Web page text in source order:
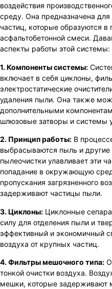
воздействия
среду. Она предназначена
частиц, которые образуются в
асфальтобетонной смеси.
аспекты работы этой системы:
1. Компоненты системы:
включает в себя циклоны,
электростатические
удаления пыли. Она также
дополнительными
шлюзовые затворы и системы
2. Принцип работы: В
выбрасываются пыль и
пылеочистки улавливает эти
попадание в окружающую
пропускания загрязненного
задерживают частицы пыли.
3. Циклоны: Циклонные
силу для отделения пыли и
эффективный и экономичный
воздуха от крупных частиц.
4. Фильтры мешочного типа:
тонкой очистки воздуха.
мешки, которые задерживают